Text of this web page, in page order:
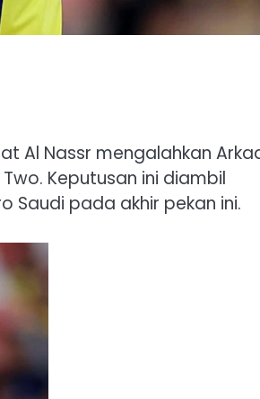
Al Nassr mengalahkan
Keputusan ini diambil
Saudi pada akhir pekan ini.